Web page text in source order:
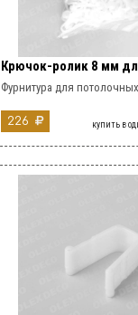
Крючок-ролик 8 мм
Фурнитура для
226 купить в